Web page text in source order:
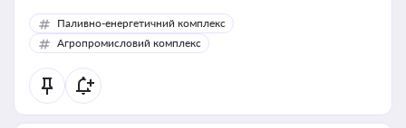
Паливно-енергетичний комплекс
Агропромисловий комплекс